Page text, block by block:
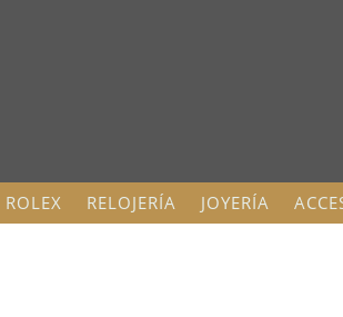
ROLEX RELOJERÍA JOYERÍA